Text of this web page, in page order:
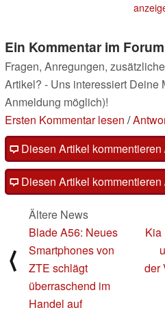
Ein Kommentar im Forum
Fragen, Anregungen,
Artikel? - Uns interessiert Deine
Anmeldung möglich)!
Ersten Kommentar lesen /
Diesen Artikel kommentieren
Diesen Artikel kommentieren
⟨
Ältere News
Blade A56: Neues
Smartphones von
ZTE schlägt
überraschend im
Handel auf
Kia
der